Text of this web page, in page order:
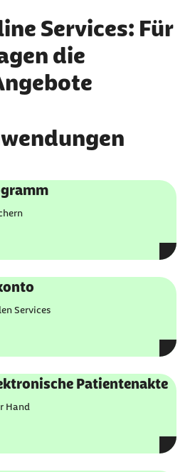
Services: Für
die
Services
Patientenakte
Hand